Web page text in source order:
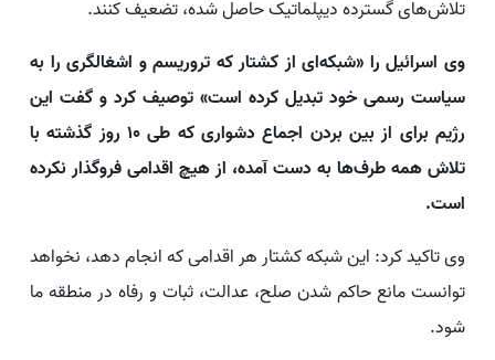
تلاش‌های گسترده دیپلماتیک حاصل شده، تضعیف کنند.
وی اسرائیل را «شبکه‌ای از کشتار که تروریسم و اشغالگری را به
سیاست رسمی خود تبدیل کرده است» توصیف کرد و گفت این
رژیم برای از بین بردن اجماع دشواری که طی ۱۰ روز گذشته با
تلاش همه طرف‌ها به دست آمده، از هیچ اقدامی فروگذار نکرده
است.
وی تاکید کرد: این شبکه کشتار هر اقدامی که انجام دهد، نخواهد
توانست مانع حاکم شدن صلح، عدالت، ثبات و رفاه در منطقه ما
شود.